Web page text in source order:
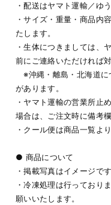
・配送はヤマト運輸／ゆ
・サイズ・重量・商品内
たします。
・生体につきましては、
前にご連絡いただければ
※沖縄・離島・北海道に
があります。
・ヤマト運輸の営業所止
場合は、ご注文時に備考
・クール便は商品一覧よ
● 商品について
・掲載写真はイメージです
・冷凍処理は行っており
願いいたします。